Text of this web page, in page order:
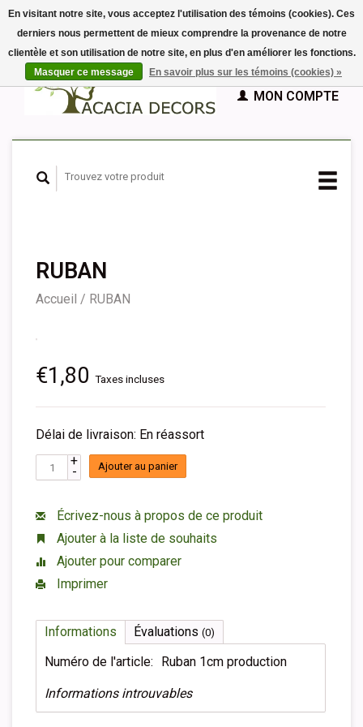
EUR
GBPFrançais
Nederlands
Español
PANIER (€0,00)
MON COMPTE
RUBAN
Accueil / RUBAN
€1,80 Taxes incluses
Délai de livraison: En réassort
+
- Ajouter au panier
Écrivez-nous à propos de ce produit
Ajouter à la liste de souhaits
Ajouter pour comparer
Imprimer
Informations Évaluations (0)
Numéro de l'article: Ruban 1cm production
Informations introuvables
En visitant notre site, vous acceptez l'utilisation des témoins (cookies). Ces
derniers nous permettent de mieux comprendre la provenance de notre
clientèle et son utilisation de notre site, en plus d'en améliorer les fonctions.
Masquer ce message
En savoir plus sur les témoins (cookies) »